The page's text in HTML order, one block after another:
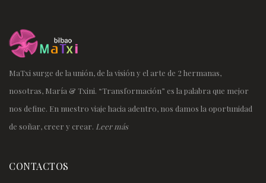
MaTxi surge de la unión, de la visión y el arte de 2 hermanas,
nosotras, María & Txini. “Transformación” es la palabra que mejor
nos define. En nuestro viaje hacia adentro, nos damos la oportunidad
de soñar, creer y crear. Leer más
CONTACTOS